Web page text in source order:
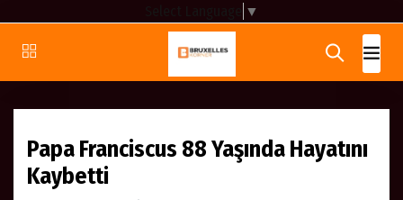
▼
Papa Franciscus 88 Yaşında Hayatını
Kaybetti